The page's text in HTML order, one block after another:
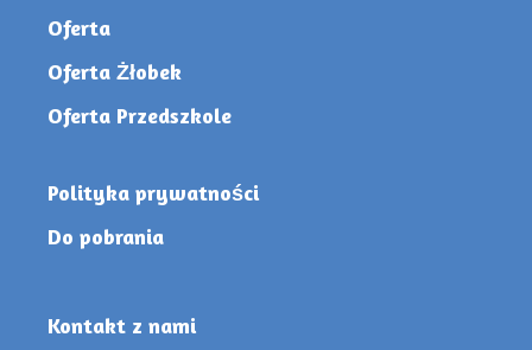
Oferta
Oferta Żłobek
Oferta Przedszkole
Polityka prywatności
Do pobrania
Kontakt z nami